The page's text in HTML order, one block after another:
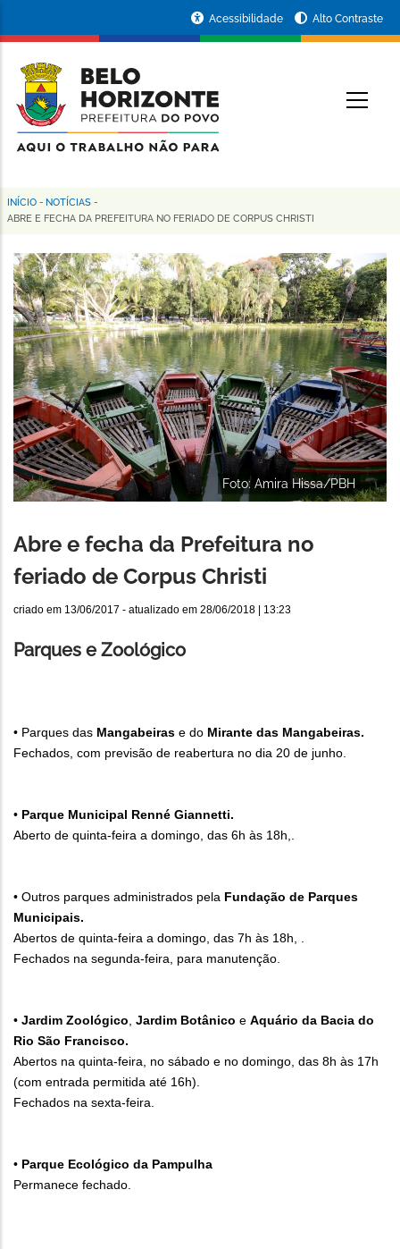
conteúdo
principal
da
Prefeitura
de
Horizonte
Acessibilidade Alto Contraste
Trilha
navegação
INÍCIO - NOTÍCIAS -
ABRE E FECHA DA PREFEITURA NO FERIADO DE CORPUS CHRISTI
Foto: Amira Hissa/PBH
Abre e fecha da Prefeitura no
feriado de Corpus Christi
criado em 13/06/2017 - atualizado em 28/06/2018 | 13:23
Parques e Zoológico
• Parques das Mangabeiras e do Mirante das Mangabeiras.
Fechados, com previsão de reabertura no dia 20 de junho.
• Parque Municipal Renné Giannetti.
Aberto de quinta-feira a domingo, das 6h às 18h,.
• Outros parques administrados pela Fundação de Parques
Municipais.
Abertos de quinta-feira a domingo, das 7h às 18h, .
Fechados na segunda-feira, para manutenção.
• Jardim Zoológico, Jardim Botânico e Aquário da Bacia do
Rio São Francisco.
Abertos na quinta-feira, no sábado e no domingo, das 8h às 17h
(com entrada permitida até 16h).
Fechados na sexta-feira.
• Parque Ecológico da Pampulha
Permanece fechado.